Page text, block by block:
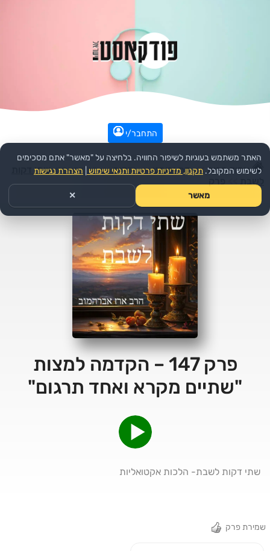
התחבר/י
עמוד הבית >> דת ורוחני >> יהדות >>הפודקאסט: שתי דקות
פרק 147 – הקדמה למצות
"שתיים מקרא ואחד תרגום"
שתי דקות לשבת- הלכות אקטואליות
שמירת פרק
האתר משתמש בעוגיות לשיפור החוויה. בלחיצה על "מאשר" אתם מסכימים
לשימוש המקובל. תקנון, מדיניות פרטיות ותנאי שימוש הצהרת נגישות
מאשר ✕